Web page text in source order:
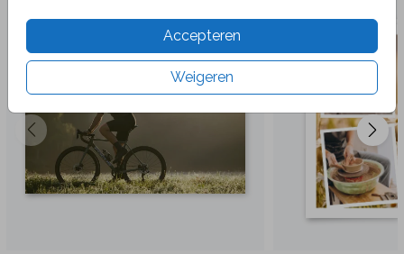
Accepteren
Weigeren